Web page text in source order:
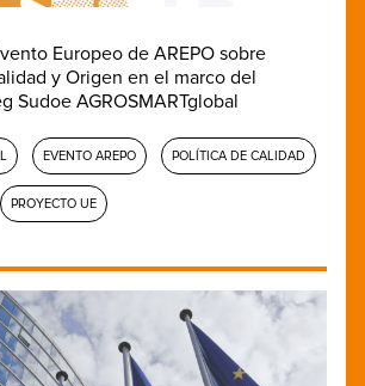
Europeo de AREPO sobre
y Origen en el marco del
Sudoe AGROSMARTglobal
EVENTO AREPO POLÍTICA DE CALIDAD
PROYECTO UE